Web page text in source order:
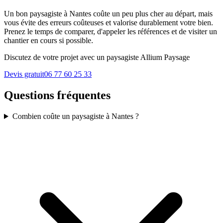
Un bon paysagiste à Nantes coûte un peu plus cher au départ, mais
vous évite des erreurs coûteuses et valorise durablement votre bien.
Prenez le temps de comparer, d'appeler les références et de visiter un
chantier en cours si possible.
Discutez de votre projet avec un paysagiste Allium Paysage
Devis gratuit06 77 60 25 33
Questions fréquentes
Combien coûte un paysagiste à Nantes ?